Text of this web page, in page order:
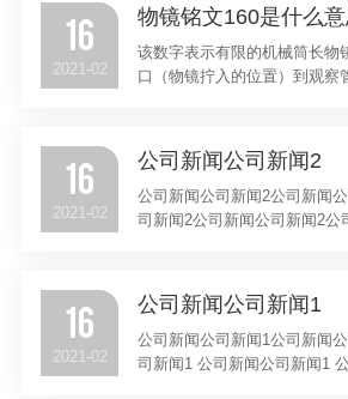
16
2021-02
物镜铭文160是什么意
该数字表示有限的机械筒长物
口（物镜拧入的位置）到观察
导致球差，除非在附件中...
16
2021-02
公司新闻公司新闻2
公司新闻公司新闻2公司新闻
司新闻2公司新闻公司新闻2公
16
2021-02
公司新闻公司新闻1
公司新闻公司新闻1公司新闻
司新闻1 公司新闻公司新闻1